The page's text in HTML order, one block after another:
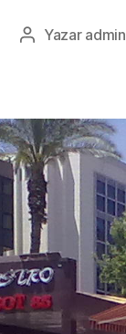
Yazının
Yazar admin